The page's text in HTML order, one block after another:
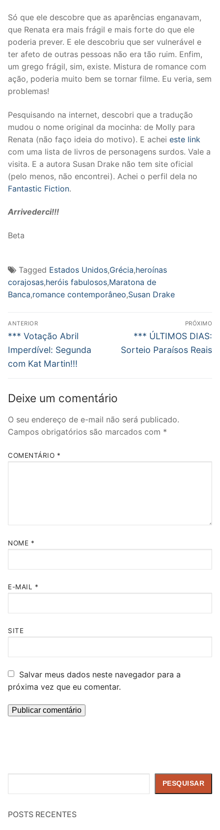
Só que ele descobre que as aparências enganavam,
que Renata era mais frágil e mais forte do que ele
poderia prever. E ele descobriu que ser vulnerável e
ter afeto de outras pessoas não era tão ruim. Enfim,
um grego frágil, sim, existe. Mistura de romance com
ação, poderia muito bem se tornar filme. Eu veria, sem
problemas!
Pesquisando na internet, descobri que a tradução
mudou o nome original da mocinha: de Molly para
Renata (não faço ideia do motivo). E achei este link
com uma lista de livros de personagens surdos. Vale a
visita. E a autora Susan Drake não tem site oficial
(pelo menos, não encontrei). Achei o perfil dela no
Fantastic Fiction.
Arrivederci!!!
Beta
Tagged Estados Unidos,Grécia,heroínas
corajosas,heróis fabulosos,Maratona de
Banca,romance contemporâneo,Susan Drake
Navegação
de
Post
ANTERIOR
Post
anterior:
*** Votação Abril
Imperdível: Segunda
com Kat Martin!!!
PRÓXIMO
Próximo
post:
*** ÚLTIMOS DIAS:
Sorteio Paraísos Reais
Deixe um comentário
O seu endereço de e-mail não será publicado.
Campos obrigatórios são marcados com *
COMENTÁRIO *
NOME *
E-MAIL *
SITE
Salvar meus dados neste navegador para a
próxima vez que eu comentar.
PESQUISAR
POSTS RECENTES